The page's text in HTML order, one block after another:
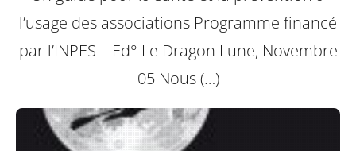
l’usage des associations Programme financé
par l’INPES – Ed° Le Dragon Lune, Novembre
05 Nous (…)